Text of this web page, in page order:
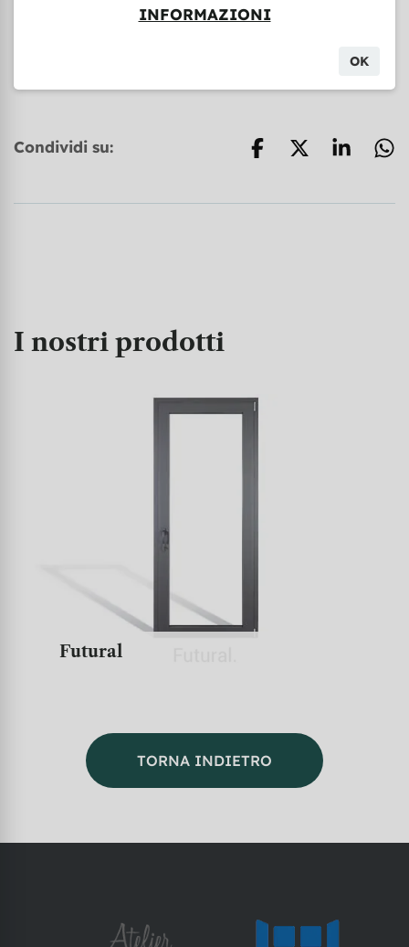
grande stabilità e può essere accessoriato con
Condividi su:
I nostri prodotti
TORNA INDIETRO
INFORMAZIONI
OK